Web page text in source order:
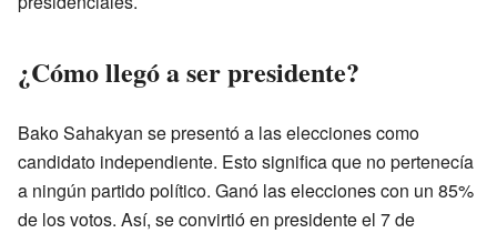
¿Cómo llegó a ser presidente?
Bako Sahakyan se presentó a las elecciones como
candidato independiente. Esto significa que no pertenecía
a ningún partido político. Ganó las elecciones con un 85%
de los votos. Así, se convirtió en presidente el 7 de